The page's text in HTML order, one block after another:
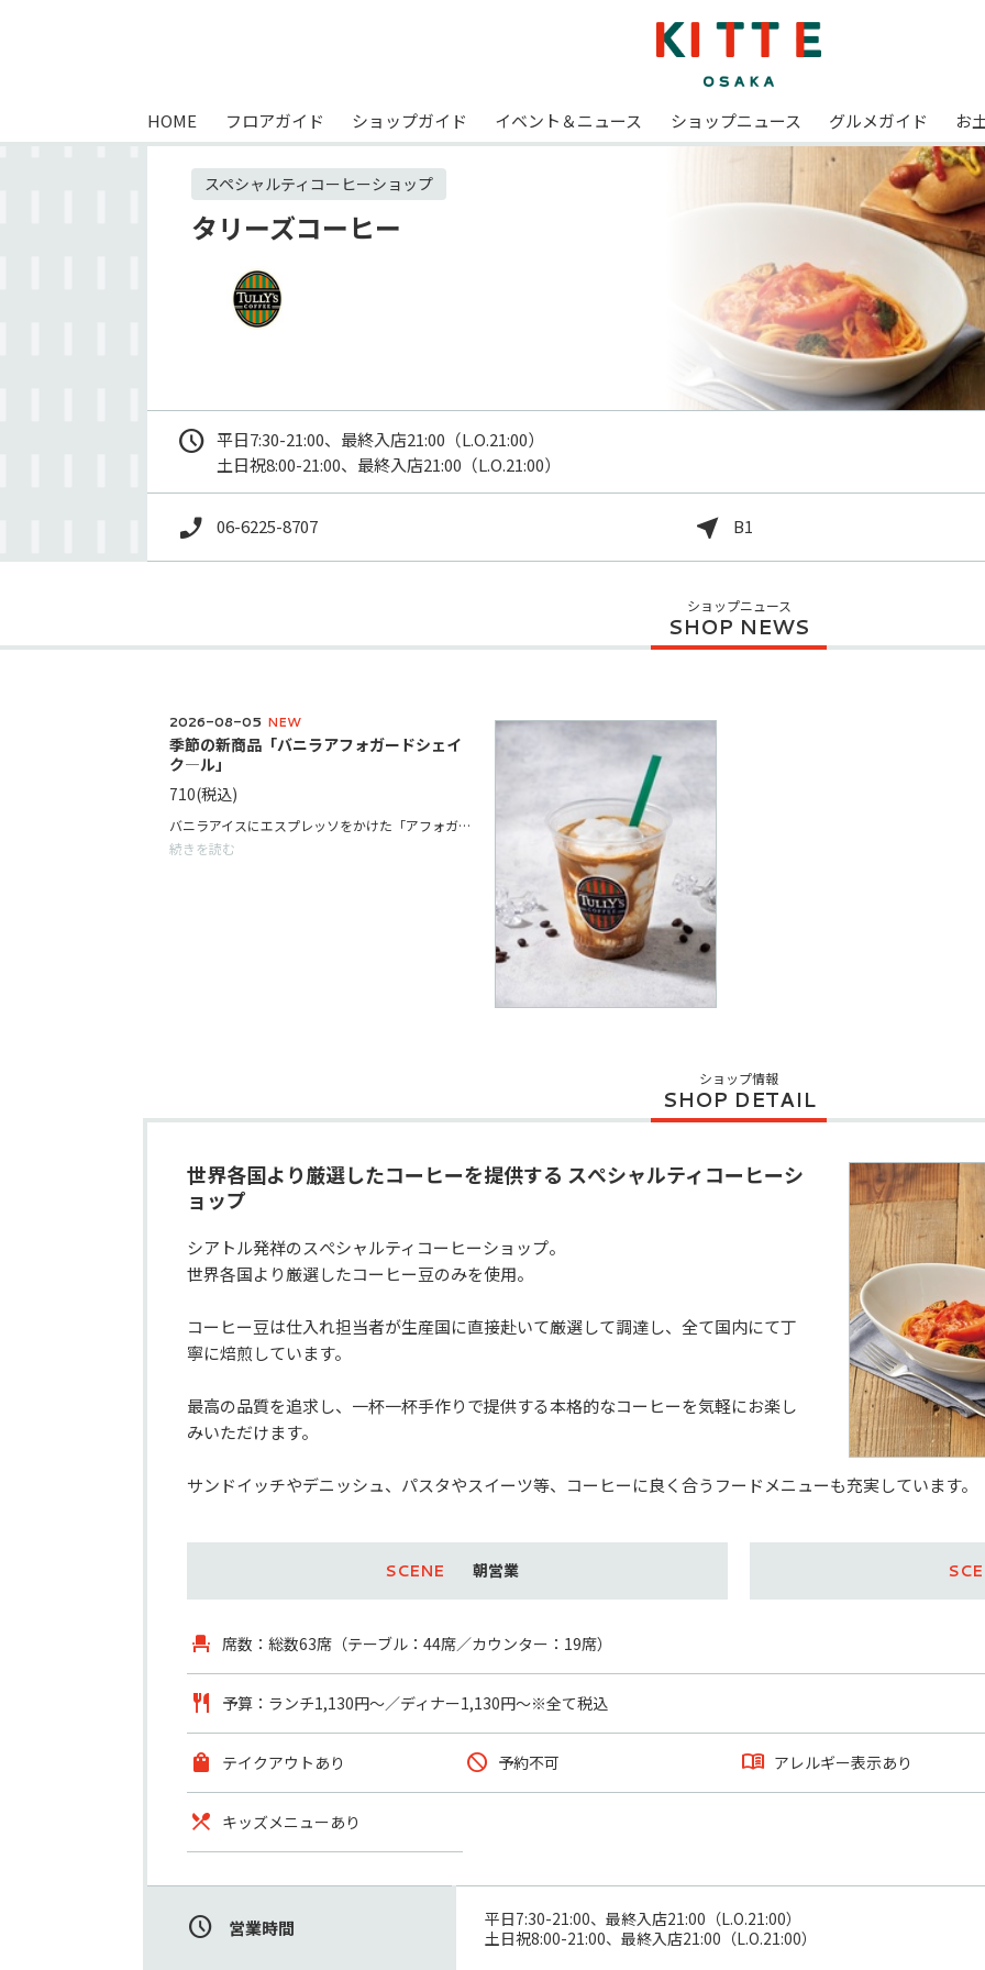
HOME フロアガイド ショップガイド イベント＆ニュース ショップニュース グルメガイド お
スペシャルティコーヒーショップ
タリーズコーヒー
平日7:30-21:00、最終入店21:00（L.O.21:00）
土日祝8:00-21:00、最終入店21:00（L.O.21:00）
06-6225-8707 B1
ショップニュース
2026-08-05 NEW
季節の新商品「バニラアフォガードシェイ
ク―ル」
710(税込)
バニラアイスにエスプレッソをかけた「アフォガード」のような、甘くクリーミーなフローズンドリンク。
続きを読む
ショップ情報
世界各国より厳選したコーヒーを提供する スぺシャルティコーヒーシ
ョップ
シアトル発祥のスぺシャルティコーヒーショップ。
世界各国より厳選したコーヒー豆のみを使用。
コーヒー豆は仕入れ担当者が生産国に直接赴いて厳選して調達し、全て国内にて丁
寧に焙煎しています。
最高の品質を追求し、一杯一杯手作りで提供する本格的なコーヒーを気軽にお楽し
みいただけます。
サンドイッチやデニッシュ、パスタやスイーツ等、コーヒーに良く合うフードメニューも充実しています。
朝営業
席数：総数63席（テーブル：44席／カウンター：19席）
予算：ランチ1,130円～／ディナー1,130円～※全て税込
テイクアウトあり 予約不可 アレルギー表示あり
キッズメニューあり
営業時間
平日7:30-21:00、最終入店21:00（L.O.21:00）
土日祝8:00-21:00、最終入店21:00（L.O.21:00）